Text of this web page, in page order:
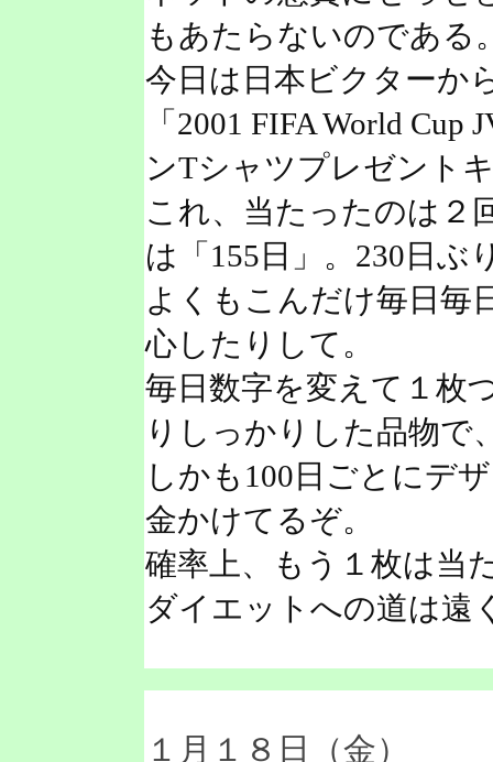
もあたらないのである
今日は日本ビクターか
「2001 FIFA World
ンTシャツプレゼント
これ、当たったのは２
は「155日」。230日ぶ
よくもこんだけ毎日毎
心したりして。
毎日数字を変えて１枚
りしっかりした品物で
しかも100日ごとにデ
金かけてるぞ。
確率上、もう１枚は当
ダイエットへの道は遠
１月１８日（金）